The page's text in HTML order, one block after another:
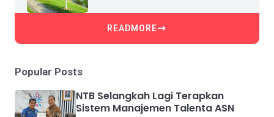
READMORE
Popular Posts
NTB Selangkah Lagi Terapkan
Sistem Manajemen Talenta ASN